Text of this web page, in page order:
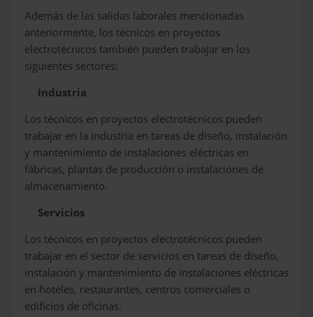
Además de las salidas laborales mencionadas
anteriormente, los técnicos en proyectos
electrotécnicos también pueden trabajar en los
siguientes sectores:
Industria
Los técnicos en proyectos electrotécnicos pueden
trabajar en la industria en tareas de diseño, instalación
y mantenimiento de instalaciones eléctricas en
fábricas, plantas de producción o instalaciones de
almacenamiento.
Servicios
Los técnicos en proyectos electrotécnicos pueden
trabajar en el sector de servicios en tareas de diseño,
instalación y mantenimiento de instalaciones eléctricas
en hoteles, restaurantes, centros comerciales o
edificios de oficinas.